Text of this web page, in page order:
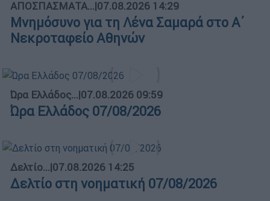
ΑΠΟΣΠΑΣΜΑΤΑ...|07.08.2026 14:29
Μνημόσυνο για τη Λένα Σαμαρά στο Α΄
Νεκροταφείο Αθηνών
Ώρα Ελλάδος...|07.08.2026 09:59
Ώρα Ελλάδος 07/08/2026
Δελτίο...|07.08.2026 14:25
Δελτίο στη νοηματική 07/08/2026